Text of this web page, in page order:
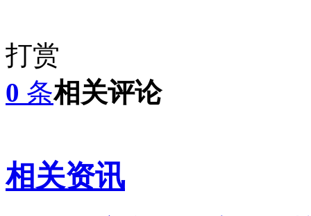
打赏
0 条相关评论
相关资讯